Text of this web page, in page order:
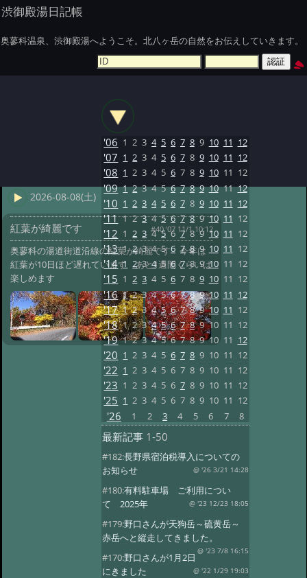
渋御殿湯日記帳
奥蓼科温泉、渋御殿湯へようこそ。北八ヶ岳の自然をお伝えしていきます。
2026-08-08(土)
紅葉が綺麗です #40 '07 11/1 10:12
奥蓼科の湯道街道沿線の紅葉が綺麗です 今年は
紅葉が10日ほど遅れています あと1週間くらいは
楽しめます
'06 1 2 3 4 5 6 7 8 9 10 11 12
'07 1 2 3 4 5 6 7 8 9 10 11 12
'08 1 2 3 4 5 6 7 8 9 10 11 12
'09 1 2 3 4 5 6 7 8 9 10 11 12
'10 1 2 3 4 5 6 7 8 9 10 11 12
'11 1 2 3 4 5 6 7 8 9 10 11 12
'12 1 2 3 4 5 6 7 8 9 10 11 12
'13 1 2 3 4 5 6 7 8 9 10 11 12
'14 1 2 3 4 5 6 7 8 9 10 11 12
'15 1 2 3 4 5 6 7 8 9 10 11 12
'16 1 2 3 4 5 6 7 8 9 10 11 12
'17 1 2 3 4 5 6 7 8 9 10 11 12
'18 1 2 3 4 5 6 7 8 9 10 11 12
'19 1 2 3 4 5 6 7 8 9 10 11 12
'20 1 2 3 4 5 6 7 8 9 10 11 12
'22 1 2 3 4 5 6 7 8 9 10 11 12
'23 1 2 3 4 5 6 7 8 9 10 11 12
'25 1 2 3 4 5 6 7 8 9 10 11 12
'26 1 2 3 4 5 6 7 8
最新記事 1-50
#182:長野県宿泊税導入についての
お知らせ
@ '26 3/21 14:28
#180:有料駐車場 ご利用につい
て 2025年
@ '23 12/23 18:05
#179:野口さんが天狗岳～硫黄岳～
赤岳へと縦走してきました。
@ '23 7/8 16:15
#170:野口さんが1月2日
にきました
@ '22 1/29 19:03